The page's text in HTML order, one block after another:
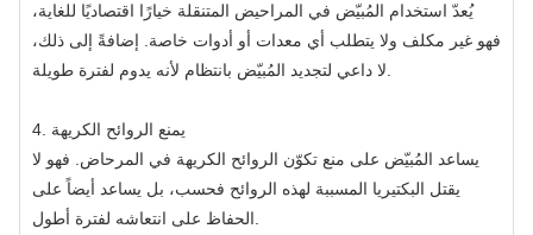
يُعدّ استخدام المُبيّض في المراحيض المتنقلة خيارًا اقتصاديًا للغاية،
فهو غير مكلف ولا يتطلب أي معدات أو أدوات خاصة. إضافةً إلى ذلك،
4. يمنع الروائح الكريهة
يساعد المُبيّض على منع تكوّن الروائح الكريهة في المرحاض. فهو لا
يقتل البكتيريا المسببة لهذه الروائح فحسب، بل يساعد أيضاً على